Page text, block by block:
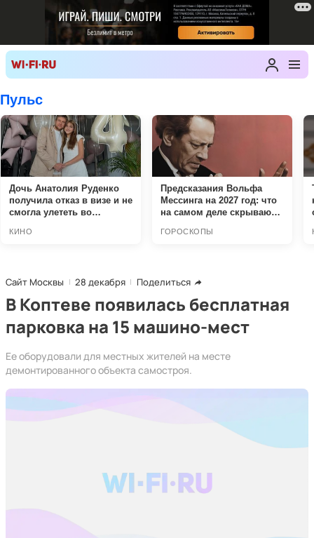
Сайт Москвы 28 декабря Поделиться
В Коптеве появилась бесплатная
парковка на 15 машино-мест
Ее оборудовали для местных жителей на месте
демонтированного объекта самостроя.